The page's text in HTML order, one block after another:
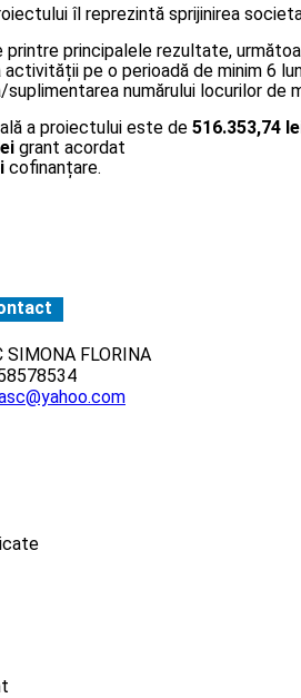
îl reprezintă sprijinirea
printre principalele rezultate,
pe o perioadă de minim 6
numărului locurilor de
a proiectului este de 516.353,74
grant acordat
cofinanțare.
SIMONA FLORINA